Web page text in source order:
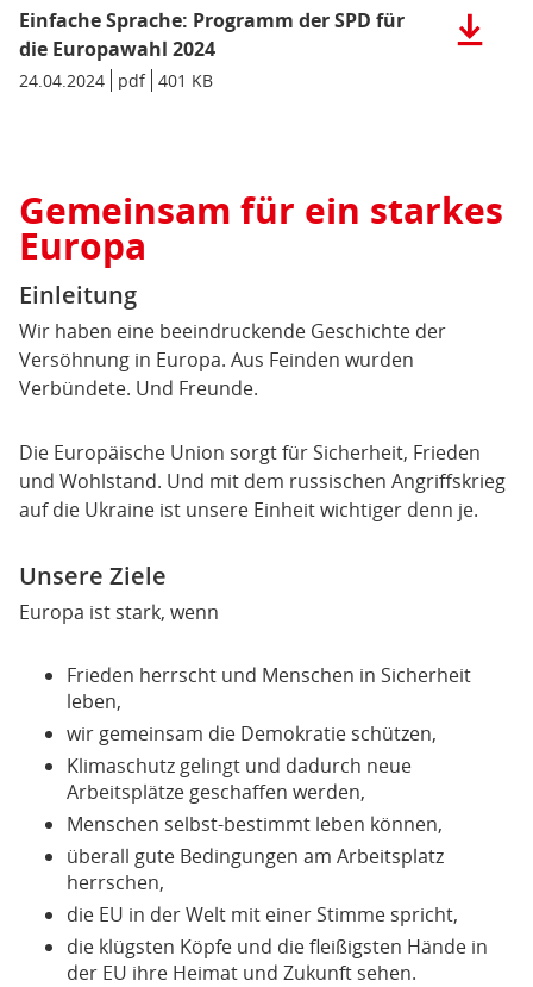
Einfache Sprache: Programm der SPD für
die Europawahl 2024
Metadaten:
Datum/Gültigkeit:
24.04.2024 Dateiformat:
pdf Dateigröße:
401 KB
der
SPD
für
Gemeinsam für ein starkes
Europa
Einleitung
Wir haben eine beeindruckende Geschichte der
Versöhnung in Europa. Aus Feinden wurden
Verbündete. Und Freunde.
Die Europäische Union sorgt für Sicherheit, Frieden
und Wohlstand. Und mit dem russischen Angriffskrieg
auf die Ukraine ist unsere Einheit wichtiger denn je.
Unsere Ziele
Europa ist stark, wenn
Frieden herrscht und Menschen in Sicherheit
leben,
wir gemeinsam die Demokratie schützen,
Klimaschutz gelingt und dadurch neue
Arbeitsplätze geschaffen werden,
Menschen selbst-bestimmt leben können,
überall gute Bedingungen am Arbeitsplatz
herrschen,
die EU in der Welt mit einer Stimme spricht,
die klügsten Köpfe und die fleißigsten Hände in
der EU ihre Heimat und Zukunft sehen.